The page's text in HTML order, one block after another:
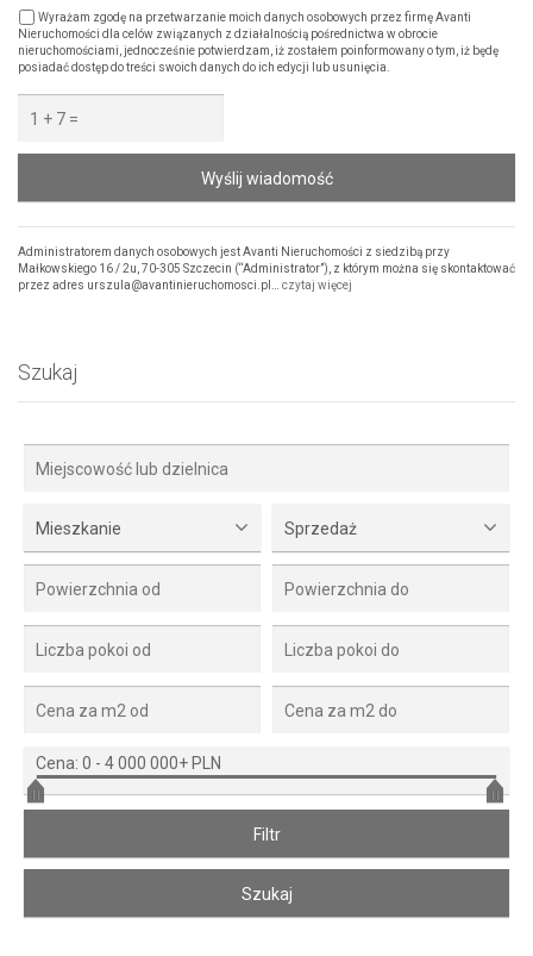
Wyrażam zgodę na przetwarzanie moich danych osobowych przez firmę Avanti
Nieruchomości dla celów związanych z działalnością pośrednictwa w obrocie
nieruchomościami, jednocześnie potwierdzam, iż zostałem poinformowany o tym, iż będę
posiadać dostęp do treści swoich danych do ich edycji lub usunięcia.
Wyślij wiadomość
Administratorem danych osobowych jest Avanti Nieruchomości z siedzibą przy
Małkowskiego 16 / 2u, 70-305 Szczecin (“Administrator”), z którym można się skontaktować
przez adres urszula@avantinieruchomosci.pl… czytaj więcej
Szukaj
Mieszkanie Sprzedaż
Cena: 0 - 4 000 000+ PLN